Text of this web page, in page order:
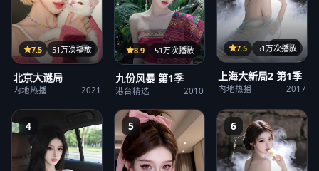
22集
7.5 51万次播放
北京大谜局
内地热播 2021
15集
8.9 51万次播放
九份风暴 第1季
港台精选 2010
14集
7.5 51万次播放
上海大新局2 第1季
内地热播 2017
4 5 6